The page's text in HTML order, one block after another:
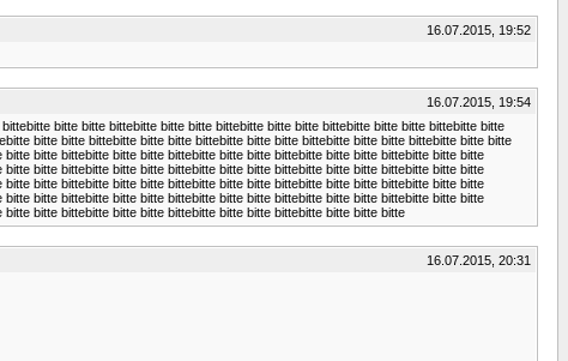
16.07.2015, 19:52
16.07.2015, 19:54
bitte bitte bittebitte bitte bitte bittebitte bitte bitte bittebitte bitte bitte bittebitte bitte
bitte bitte bittebitte bitte bitte bittebitte bitte bitte bittebitte bitte bitte bittebitte bitte bitte
bitte bittebitte bitte bitte bittebitte bitte bitte bittebitte bitte bitte bittebitte bitte bitte
bitte bittebitte bitte bitte bittebitte bitte bitte bittebitte bitte bitte bittebitte bitte bitte
bitte bittebitte bitte bitte bittebitte bitte bitte bittebitte bitte bitte bittebitte bitte bitte
bitte bittebitte bitte bitte bittebitte bitte bitte bittebitte bitte bitte bittebitte bitte bitte
bitte bittebitte bitte bitte bittebitte bitte bitte bittebitte bitte bitte bitte
16.07.2015, 20:31